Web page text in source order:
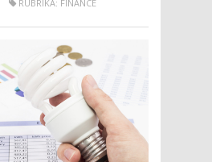
RUBRIKA: FINANCE